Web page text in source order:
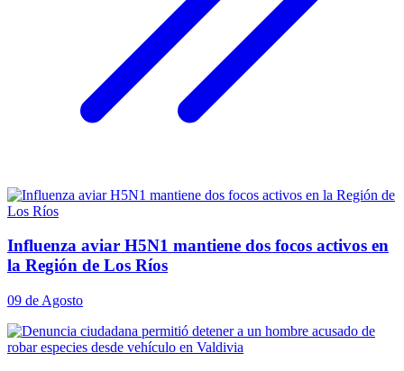
Influenza aviar H5N1 mantiene dos focos activos en
la Región de Los Ríos
09 de Agosto